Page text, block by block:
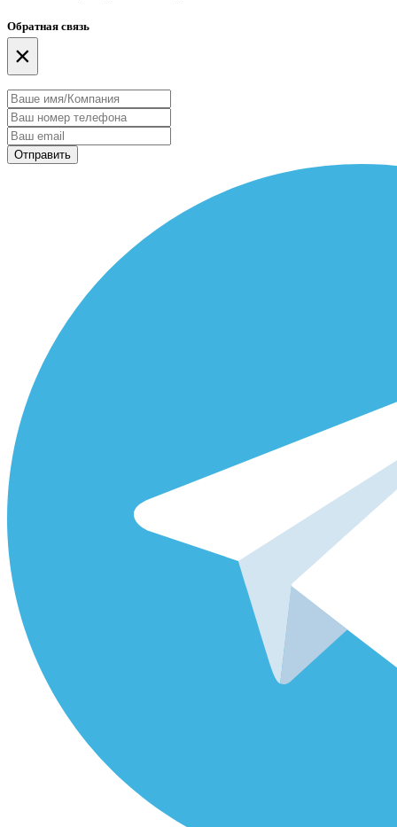
Обратная связь
×
Отправить